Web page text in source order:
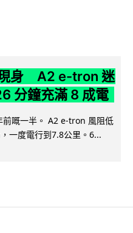
身 A2 e-tron 迷
分鐘充滿 8 成電
嘅一半。 A2 e-tron 風阻低
一度電行到7.8公里。6...